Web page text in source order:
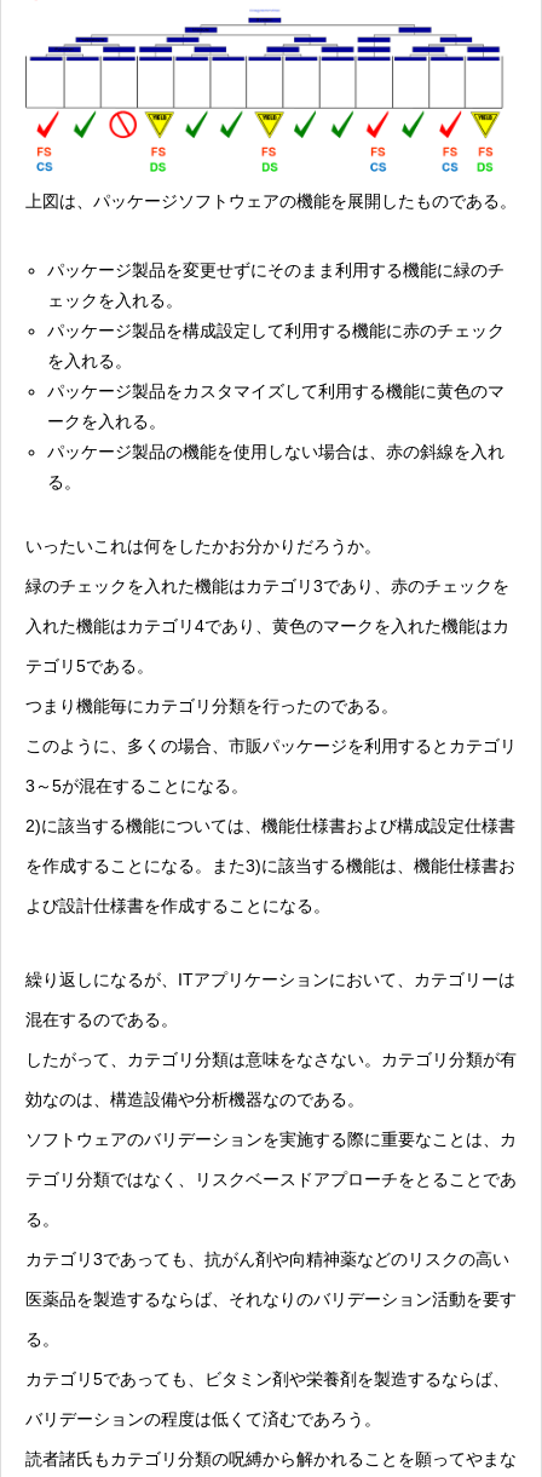
上図は、パッケージソフトウェアの機能を展開したものである。
パッケージ製品を変更せずにそのまま利用する機能に緑のチ
ェックを入れる。
パッケージ製品を構成設定して利用する機能に赤のチェック
を入れる。
パッケージ製品をカスタマイズして利用する機能に黄色のマ
ークを入れる。
パッケージ製品の機能を使用しない場合は、赤の斜線を入れ
る。
いったいこれは何をしたかお分かりだろうか。
緑のチェックを入れた機能はカテゴリ3であり、赤のチェックを
入れた機能はカテゴリ4であり、黄色のマークを入れた機能はカ
テゴリ5である。
つまり機能毎にカテゴリ分類を行ったのである。
このように、多くの場合、市販パッケージを利用するとカテゴリ
3～5が混在することになる。
2)に該当する機能については、機能仕様書および構成設定仕様書
を作成することになる。また3)に該当する機能は、機能仕様書お
よび設計仕様書を作成することになる。
繰り返しになるが、ITアプリケーションにおいて、カテゴリーは
混在するのである。
したがって、カテゴリ分類は意味をなさない。カテゴリ分類が有
効なのは、構造設備や分析機器なのである。
ソフトウェアのバリデーションを実施する際に重要なことは、カ
テゴリ分類ではなく、リスクベースドアプローチをとることであ
る。
カテゴリ3であっても、抗がん剤や向精神薬などのリスクの高い
医薬品を製造するならば、それなりのバリデーション活動を要す
る。
カテゴリ5であっても、ビタミン剤や栄養剤を製造するならば、
バリデーションの程度は低くて済むであろう。
読者諸氏もカテゴリ分類の呪縛から解かれることを願ってやまな